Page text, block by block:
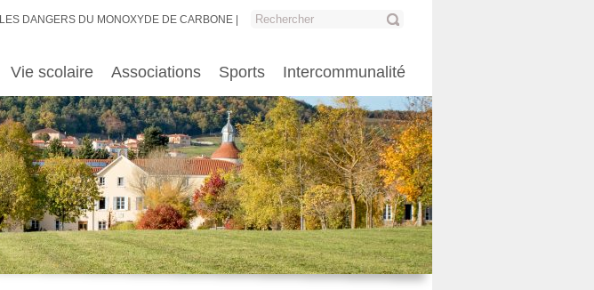
LES DANGERS DU MONOXYDE DE CARBONE
Vie scolaire Associations Sports Intercommunalité